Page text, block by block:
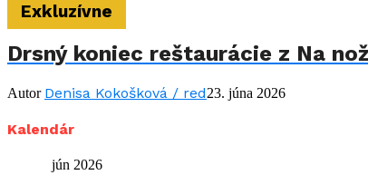
Exkluzívne
Drsný koniec reštaurácie z Na
Autor Denisa Kokošková / red23. júna 2026
Kalendár
jún 2026